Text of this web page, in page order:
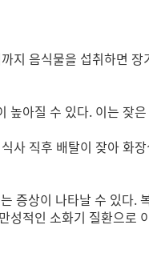
음식물을 섭취하면
아질 수 있다. 이는 잦
직후 배탈이 잦아 화
증상이 나타날 수 있다.
성적인 소화기 질환으로